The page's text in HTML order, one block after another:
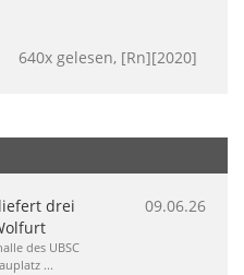
640x gelesen, [Rn][2020]
drei
09.06.26
des UBSC
...